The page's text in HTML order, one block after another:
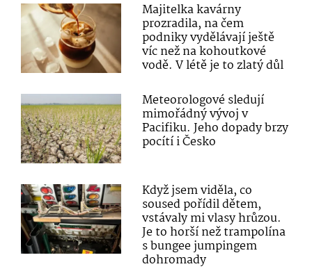
Majitelka kavárny
prozradila, na čem
podniky vydělávají ještě
víc než na kohoutkové
vodě. V létě je to zlatý důl
Meteorologové sledují
mimořádný vývoj v
Pacifiku. Jeho dopady brzy
pocítí i Česko
Když jsem viděla, co
soused pořídil dětem,
vstávaly mi vlasy hrůzou.
Je to horší než trampolína
s bungee jumpingem
dohromady